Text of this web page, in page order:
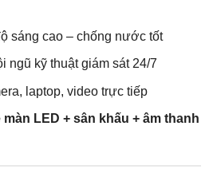
sáng cao – chống nước tốt
ngũ kỹ thuật giám sát 24/7
laptop, video trực tiếp
LED + sân khấu + âm thanh